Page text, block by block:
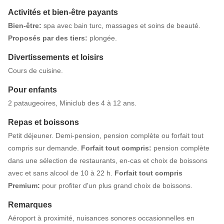
Activités et bien-être payants
Bien-être: spa avec bain turc, massages et soins de beauté.
Proposés par des tiers: plongée.
Divertissements et loisirs
Cours de cuisine.
Pour enfants
2 pataugeoires, Miniclub des 4 à 12 ans.
Repas et boissons
Petit déjeuner. Demi-pension, pension complète ou forfait tout
compris sur demande. Forfait tout compris: pension complète
dans une sélection de restaurants, en-cas et choix de boissons
avec et sans alcool de 10 à 22 h. Forfait tout compris
Premium: pour profiter d'un plus grand choix de boissons.
Remarques
Aéroport à proximité, nuisances sonores occasionnelles en